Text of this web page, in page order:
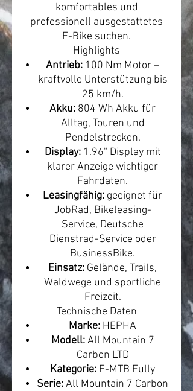
komfortables und
professionell ausgestattetes
E-Bike suchen.
Highlights
Antrieb: 100 Nm Motor –
kraftvolle Unterstützung bis
25 km/h.
Akku: 804 Wh Akku für
Alltag, Touren und
Pendelstrecken.
Display:1.96'' Display mit
klarer Anzeige wichtiger
Fahrdaten.
Leasingfähig: geeignet für
JobRad, Bikeleasing-
Service, Deutsche
Dienstrad-Service oder
BusinessBike.
Einsatz: Gelände, Trails,
Waldwege und sportliche
Freizeit.
Technische Daten
Marke: HEPHA
Modell:All Mountain 7
Carbon LTD
Kategorie: E-MTB Fully
Serie:All Mountain 7 Carbon